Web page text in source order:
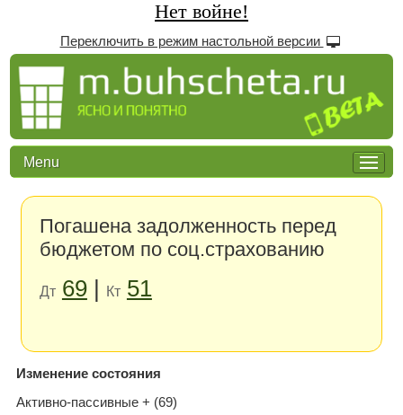
Нет войне!
Переключить в режим настольной версии
Menu
Погашена задолженность перед
бюджетом по соц.страхованию
Дт 69| Кт 51
Изменение состояния
Активно-пассивные + (69)